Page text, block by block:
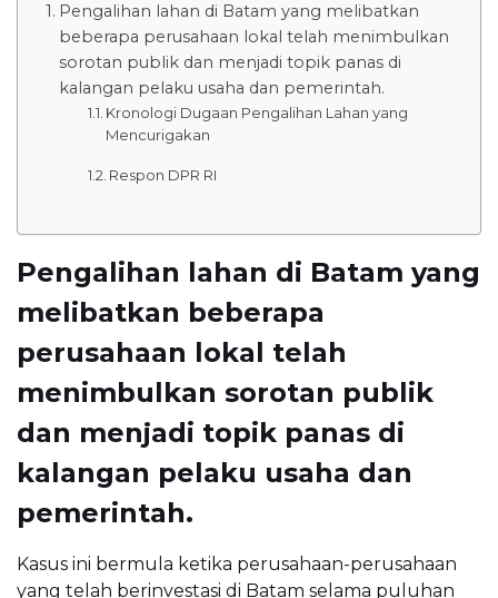
Pengalihan lahan di Batam yang melibatkan
beberapa perusahaan lokal telah menimbulkan
sorotan publik dan menjadi topik panas di
kalangan pelaku usaha dan pemerintah.
Kronologi Dugaan Pengalihan Lahan yang
Mencurigakan
Respon DPR RI
Pengalihan lahan di Batam yang
melibatkan beberapa
perusahaan lokal telah
menimbulkan sorotan publik
dan menjadi topik panas di
kalangan pelaku usaha dan
pemerintah.
Kasus ini bermula ketika perusahaan-perusahaan
yang telah berinvestasi di Batam selama puluhan